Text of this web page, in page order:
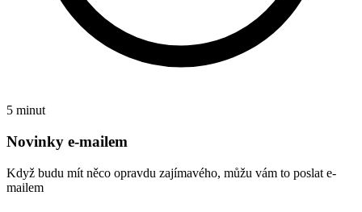
5 minut
Novinky e-mailem
Když budu mít něco opravdu zajímavého, můžu vám to poslat e-
mailem